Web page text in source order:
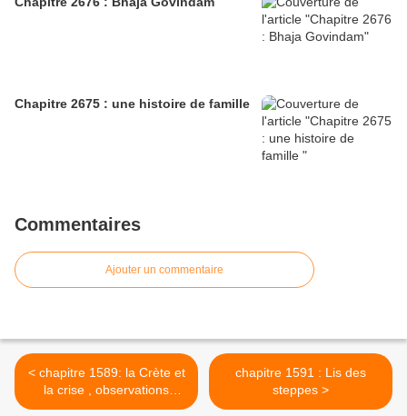
Chapitre 2675 : une histoire de famille
Commentaires
Ajouter un commentaire
< chapitre 1589: la Crète et
la crise , observations
superficielles d'une touriste
chapitre 1591 : Lis des
steppes >